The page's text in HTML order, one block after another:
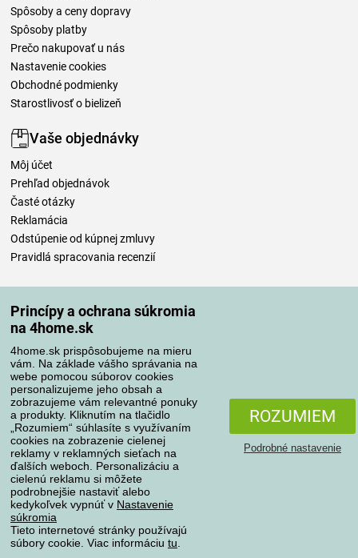
Princípy a ochrana súkromia
na 4home.sk
4home.sk prispôsobujeme na mieru
vám. Na základe vášho správania na
webe pomocou súborov cookies
personalizujeme jeho obsah a
zobrazujeme vám relevantné ponuky
a produkty. Kliknutím na tlačidlo
„Rozumiem“ súhlasíte s využívaním
cookies na zobrazenie cielenej
reklamy v reklamných sieťach na
ďalších weboch. Personalizáciu a
cielenú reklamu si môžete
podrobnejšie nastaviť alebo
kedykoľvek vypnúť v Nastavenie
súkromia
Tieto internetové stránky používajú
súbory cookie. Viac informáciu tu
ROZUMIEM
Podrobné nastavenie
Spôsoby a ceny dopravy
Spôsoby platby
Prečo nakupovať u nás
Nastavenie cookies
Obchodné podmienky
Starostlivosť o bielizeň
Vaše objednávky
Môj účet
Prehľad objednávok
Časté otázky
Reklamácia
Odstúpenie od kúpnej zmluvy
Pravidlá spracovania recenzií
Spôsoby platby
Spoľahlivý obchod